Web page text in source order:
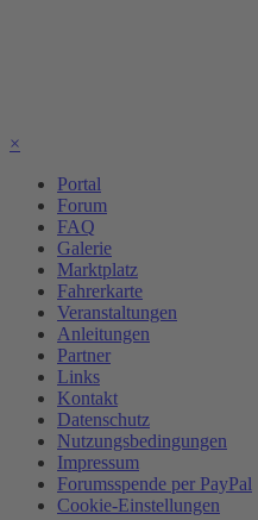
×
Portal
Forum
FAQ
Galerie
Marktplatz
Fahrerkarte
Veranstaltungen
Anleitungen
Partner
Links
Kontakt
Datenschutz
Nutzungsbedingungen
Impressum
Forumsspende per PayPal
Cookie-Einstellungen